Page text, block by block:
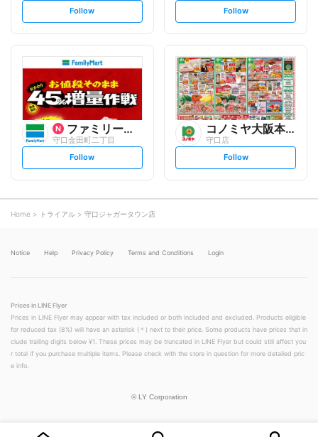
s
t
o
Follow
s
t
l
o
w
Follow
ファミリーマート
守口金田町二丁目
s
t
o
w
Follow
コノミヤ大阪本部
守口店
s
t
Follow
Home トライアル 守口ジャガータウン店
Notice Help Privacy Policy Terms and Conditions Login
Prices in LINE Flyer
Prices in LINE Flyer may appear with tax included or both included and excluded. Products eligible
for reduced tax (8%) will have an asterisk (＊) next to their price. Some products have prices that in
clude trailing digits below ¥1. These prices may be truncated in LINE Flyer but could still affect you
r total if you purchase multiple items. Please check with the store in question for more detailed pric
e info.
© LY Corporation